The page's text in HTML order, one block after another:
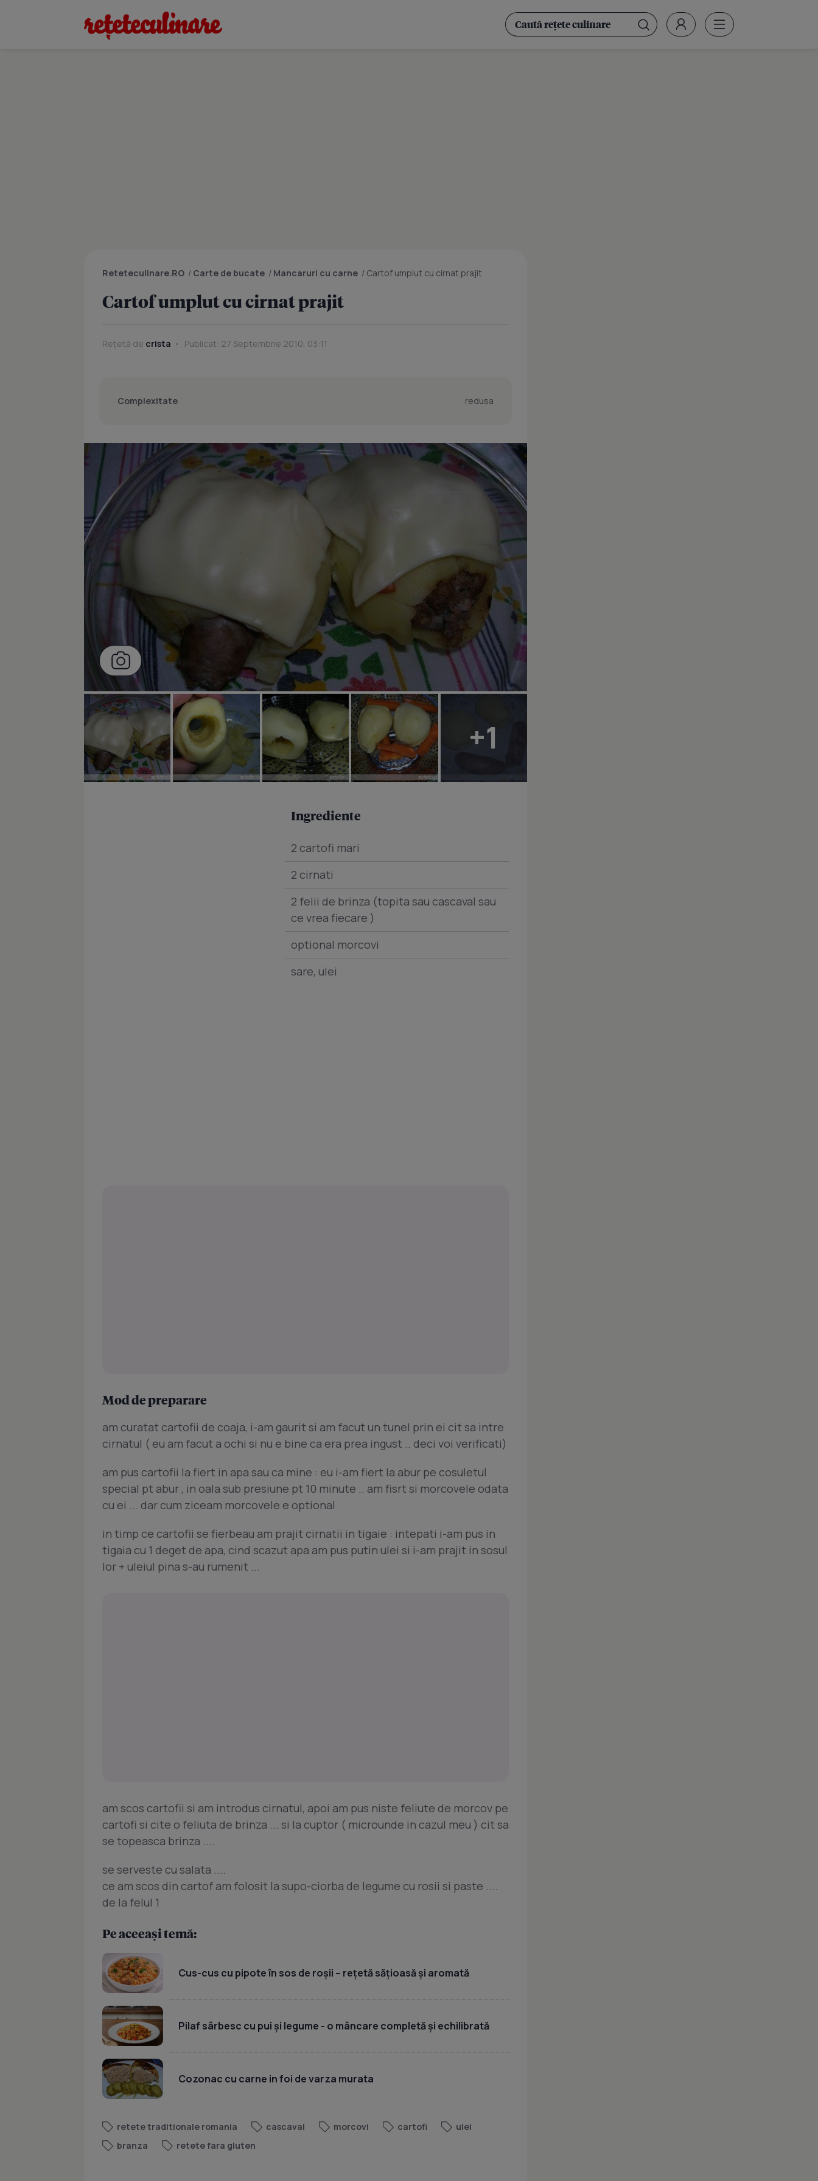
Reteteculinare.RO / Carte de bucate / Mancaruri cu carne / Cartof umplut cu cirnat prajit
Cartof umplut cu cirnat prajit
Rețetă de crista Publicat: 27 Septembrie 2010, 03:11
Complexitate redusa
+1
Ingrediente
2 cartofi mari
2 cirnati
2 felii de brinza (topita sau cascaval sau
ce vrea fiecare )
optional morcovi
sare, ulei
Mod de preparare
am curatat cartofii de coaja, i-am gaurit si am facut un tunel prin ei cit sa intre
cirnatul ( eu am facut a ochi si nu e bine ca era prea ingust .. deci voi verificati)
am pus cartofii la fiert in apa sau ca mine : eu i-am fiert la abur pe cosuletul
special pt abur , in oala sub presiune pt 10 minute .. am fisrt si morcovele odata
cu ei ... dar cum ziceam morcovele e optional
in timp ce cartofii se fierbeau am prajit cirnatii in tigaie : intepati i-am pus in
tigaia cu 1 deget de apa, cind scazut apa am pus putin ulei si i-am prajit in sosul
lor + uleiul pina s-au rumenit ...
am scos cartofii si am introdus cirnatul, apoi am pus niste feliute de morcov pe
cartofi si cite o feliuta de brinza ... si la cuptor ( microunde in cazul meu ) cit sa
se topeasca brinza ....
se serveste cu salata ....
ce am scos din cartof am folosit la supo-ciorba de legume cu rosii si paste ....
de la felul 1
Pe aceeași temă:
Cus-cus cu pipote în sos de roșii – rețetă sățioasă și aromată
Pilaf sârbesc cu pui și legume - o mâncare completă și echilibrată
Cozonac cu carne in foi de varza murata
retete traditionale romania cascaval morcovi cartofi
ulei
branza
retete fara gluten